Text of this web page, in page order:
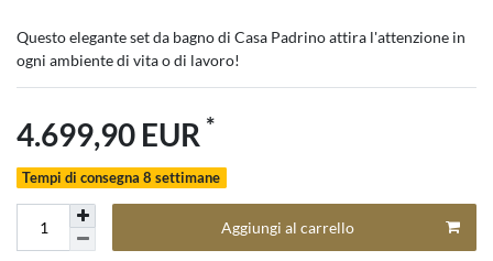
Questo elegante set da bagno di Casa Padrino attira l'attenzione in
ogni ambiente di vita o di lavoro!
4.699,90 EUR *
Tempi di consegna 8 settimane
Aggiungi al carrello